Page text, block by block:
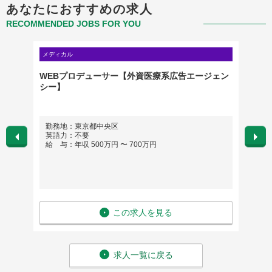
あなたにおすすめの求人
RECOMMENDED JOBS FOR YOU
小石
メディカル
WEBプロデューサー【外資医療系広告エージェン
シー】
勤務地：東京都中央区
英語力：不要
給 与：年収 500万円 〜 700万円
この求人を見る
勤務
英語
給
求人一覧に戻る